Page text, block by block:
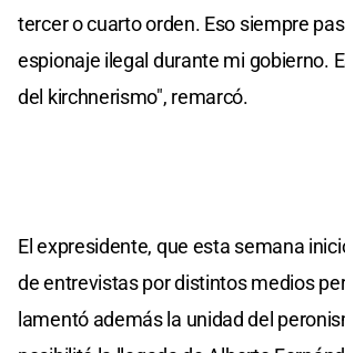
tercer o cuarto orden. Eso siempre
espionaje ilegal durante mi gobierno.
del kirchnerismo", remarcó.
El expresidente, que esta semana
de entrevistas por distintos medios
lamentó además la unidad del